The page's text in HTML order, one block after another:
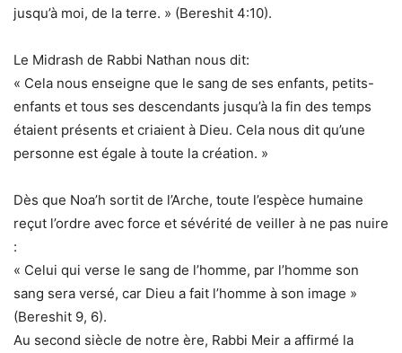
jusqu’à moi, de la terre. » (Bereshit 4:10).
Le Midrash de Rabbi Nathan nous dit:
« Cela nous enseigne que le sang de ses enfants, petits-
enfants et tous ses descendants jusqu’à la fin des temps
étaient présents et criaient à Dieu. Cela nous dit qu’une
personne est égale à toute la création. »
Dès que Noa’h sortit de l’Arche, toute l’espèce humaine
reçut l’ordre avec force et sévérité de veiller à ne pas nuire
:
« Celui qui verse le sang de l’homme, par l’homme son
sang sera versé, car Dieu a fait l’homme à son image »
(Bereshit 9, 6).
Au second siècle de notre ère, Rabbi Meir a affirmé la